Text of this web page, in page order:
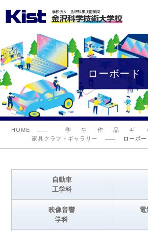
ローボード
HOME
学生作品ギ
家具クラフトギャラリー
ローボー
自動車
工学科
映像音響
学科
電